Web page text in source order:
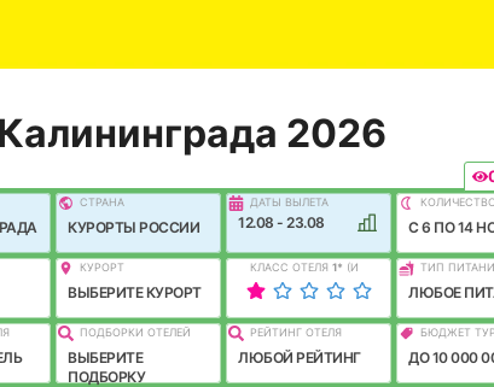
2026
СТРАНА
КУРОРТЫ РОССИИ
ДАТЫ ВЫЛЕТА
12.08 - 23.08 C 6 ПО 14
КУРОРТ
ВЫБЕРИТЕ КУРОРТ
КЛАСС ОТЕЛЯ 1* (И
ЛУЧШЕ)
ТИП
ЛЮБОЕ
ПОДБОРКИ ОТЕЛЕЙ
ВЫБЕРИТЕ
ПОДБОРКУ
РЕЙТИНГ ОТЕЛЯ
ЛЮБОЙ РЕЙТИНГ
БЮДЖЕТ
ДО 10 000